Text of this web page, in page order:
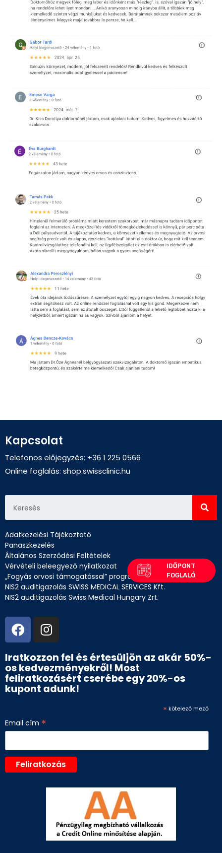
Kapcsolat
Telefonos előjegyzés: +36 1 225 0566
Online foglalás: shop.swissclinic.hu
Adatkezelési Tájékoztató
Panaszkezelés
Általános Szerződési Feltételek
Vérvételi beleegyező nyilatkozat
„Fogyás orvosi támogatással” program betegtájékoztató
NIS2 auditigazolás SWISS MEDICAL SERVICES Kft.
NIS2 auditigazolás Swiss Medical Hungary Zrt.
Iratkozzon fel és értesüljön az akár 50%-
os kedvezményekről! Most
feliratkozásért cserébe egy 20%-os
kupont adunk!
* kötelező mező
Email cím *